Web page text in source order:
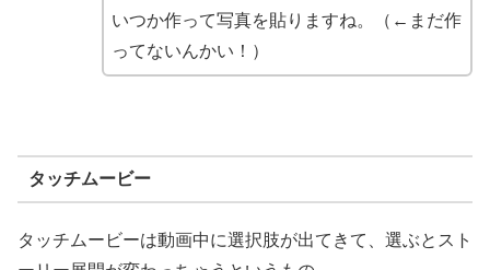
いつか作って写真を貼りますね。（←まだ作
ってないんかい！）
タッチムービー
タッチムービーは動画中に選択肢が出てきて、選ぶとスト